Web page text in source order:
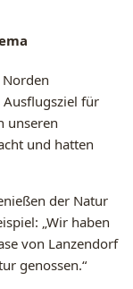
Ausflugsziel für
unseren
und hatten
der Natur
„Wir haben
von Lanzendorf
genossen.“